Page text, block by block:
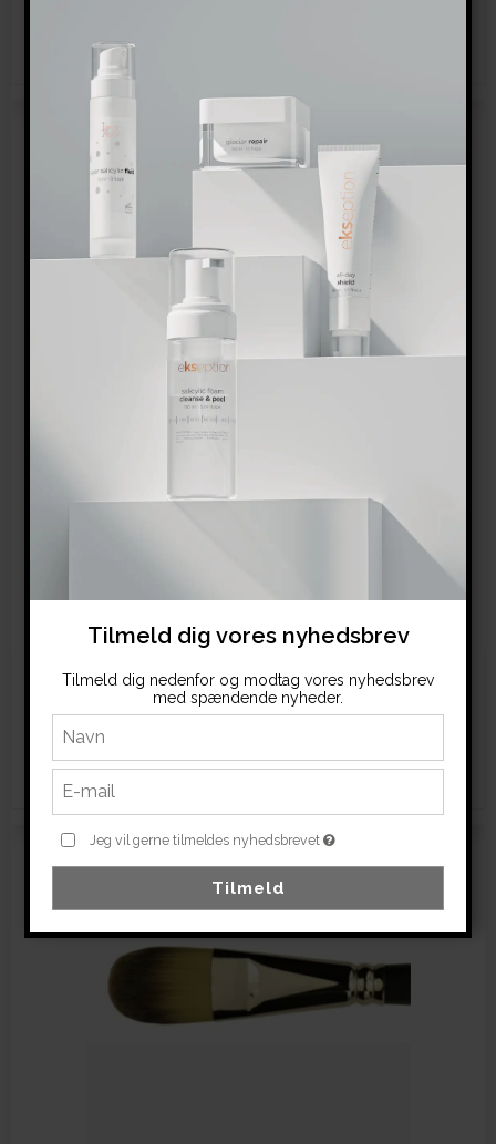
Liquid foundation brush (rund, lille)
199,00 DKK
Tilmeld dig vores nyhedsbrev
Tilmeld dig nedenfor og modtag vores nyhedsbrev
med spændende nyheder.
Jeg vil gerne tilmeldes nyhedsbrevet
Tilmeld